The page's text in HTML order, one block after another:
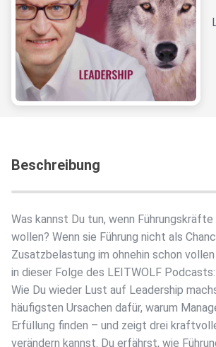
Beschreibung
Was kannst Du tun, wenn
wollen? Wenn sie Führung nicht als
Zusatzbelastung im ohnehin schon
in dieser Folge des LEITWOLF
Wie Du wieder Lust auf Leadership
häufigsten Ursachen dafür, warum
Erfüllung finden – und zeigt drei
verändern kannst. Du erfährst, wie